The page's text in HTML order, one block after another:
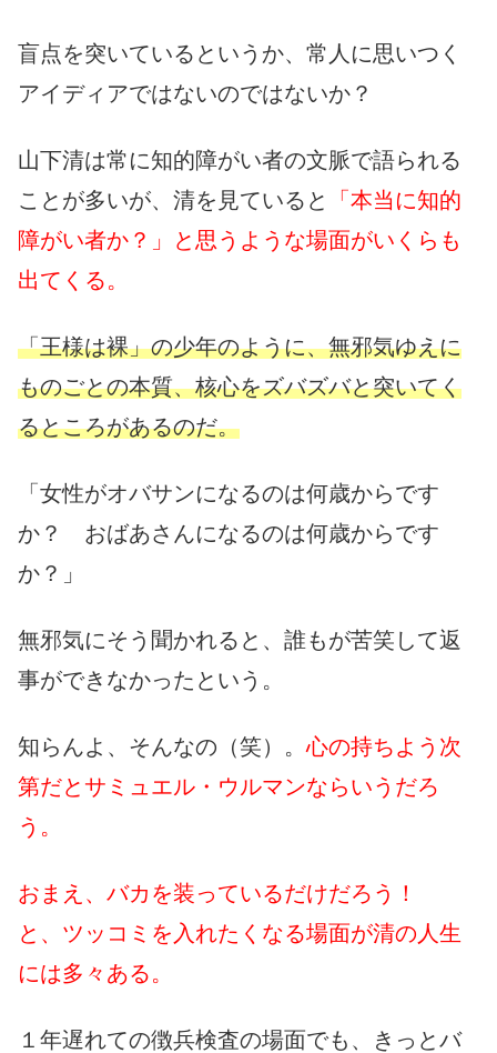
盲点を突いているというか、常人に思いつく
アイディアではないのではないか？
山下清は常に知的障がい者の文脈で語られる
ことが多いが、清を見ていると
「本当に知的
障がい者か？」と思うような場面がいくらも
出てくる。
「王様は裸」の少年のように、無邪気ゆえに
ものごとの本質、核心をズバズバと突いてく
るところがあるのだ。
「女性がオバサンになるのは何歳からです
か？ おばあさんになるのは何歳からです
か？」
無邪気にそう聞かれると、誰もが苦笑して返
事ができなかったという。
知らんよ、そんなの（笑）。心の持ちよう次
第だとサミュエル・ウルマンならいうだろ
う。
おまえ、バカを装っているだけだろう！
と、ツッコミを入れたくなる場面が清の人生
には多々ある。
１年遅れての徴兵検査の場面でも、きっとバ